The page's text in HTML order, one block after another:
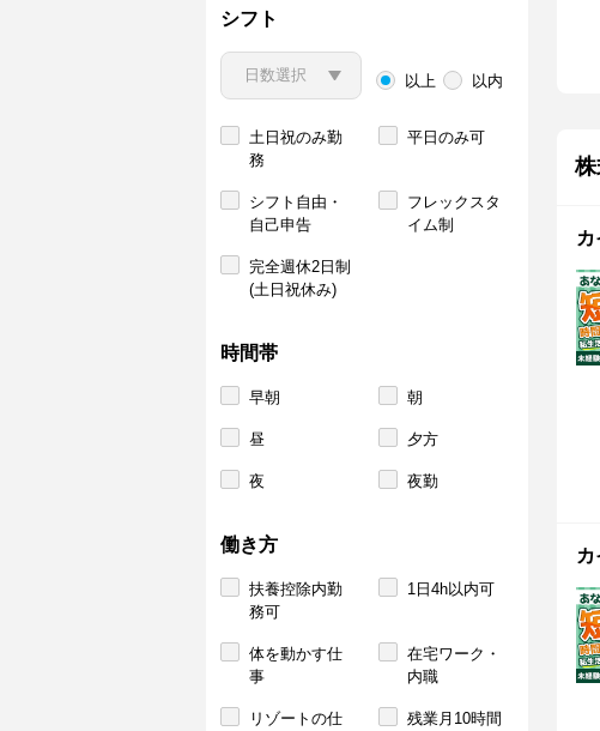
シフト
以上 以内
土日祝のみ勤
務
平日のみ可
シフト自由・
自己申告
フレックスタ
イム制
完全週休2日制
(土日祝休み)
時間帯
早朝 朝
昼 夕方
夜 夜勤
働き方
扶養控除内勤
務可
1日4h以内可
体を動かす仕
事
在宅ワーク・
内職
リゾートの仕
残業月10時間